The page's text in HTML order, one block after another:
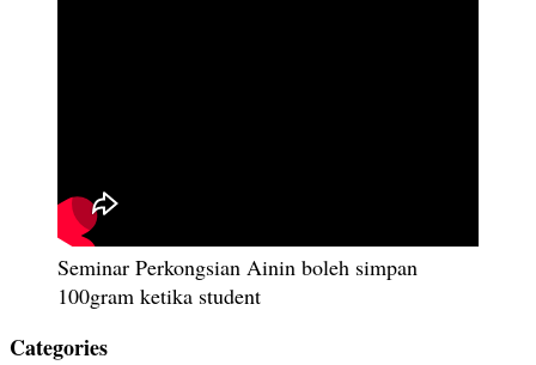
Seminar Perkongsian Ainin boleh simpan
100gram ketika student
Categories